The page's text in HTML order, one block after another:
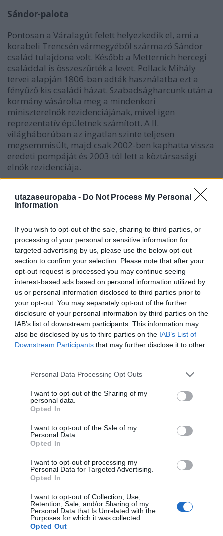
utazaseuropaba - Do Not Process My Personal
Information
If you wish to opt-out of the sale, sharing to third parties, or
processing of your personal or sensitive information for
targeted advertising by us, please use the below opt-out
section to confirm your selection. Please note that after your
opt-out request is processed you may continue seeing
interest-based ads based on personal information utilized by
us or personal information disclosed to third parties prior to
your opt-out. You may separately opt-out of the further
disclosure of your personal information by third parties on the
IAB’s list of downstream participants. This information may
also be disclosed by us to third parties on the IAB’s List of
Downstream Participants that may further disclose it to other
Please note that this website/app uses one or more Google
not limited to your visit or usage behaviour. You may click to
grant or deny consent to Google and its third-party tags to
use your data for below specified purposes in below Google
consent section.
Personal Data Processing Opt Outs
I want to opt-out of the Sharing of my
personal data.
Opted In
I want to opt-out of the Sale of my
Personal Data.
Opted In
I want to opt-out of processing my
Personal Data for Targeted Advertising.
Opted In
I want to opt-out of Collection, Use,
Retention, Sale, and/or Sharing of my
Personal Data that Is Unrelated with the
Purposes for which it was collected.
Opted Out
Sándor-palota
Pontosan a Váralagút felett helyezkedik el, ami a
korabeli Trencsén vármegyéből származó Sándor
család tulajdona volt. Később a Metternich hercegi
családdal is összeszűrték a levet. Pollack Mihály
tervei alapján 1806-ban adták használatba ezt a
fényűző kis családi házat. Szabadságharcunk után a
kormány vásárolta meg a mindenkori
miniszterelnök rezidenciájának, mivel igen
reprezentatív épületnek számított. A II.
világháborúban az ingatlan szinte teljesen
megsemmisült, majd csak 2002-ben kaphatta vissza
eredeti pompáját és 2003-tól lett a köztársasági
elnök rezidenciája.
Elég vagány lenne tovább hajózni, de a Dísztéren
György tér felől, ha a Szentháromság tér felé
andalgunk, akkor ott egy- és kétemeletes régi
mézeskalács lakóházakba futhatunk. A Várban is, de
a városban is olyannyira elterjedt a székely eredetű
ez a legmagyarabb édesség! Különböző szóratokkal
lehet megbolondítani, de itt is lehet már kapni az új
Tárnok utca
A 14. szám középkori kereskedőházának sok
részletét megőrizte az épület, amely ma
vendéglátásra szolgál. Első látásra a Budán
ritkaságnak számító, festett, mintás homlokzata tűnt